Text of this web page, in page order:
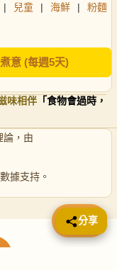
| 兒童 | 海鮮 |
粉麵
意 (每週5天)
味相伴 「食物會過時，
論，由
據支持。
📤 分享
分享